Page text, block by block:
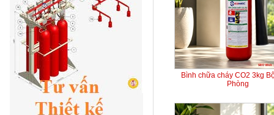
Bình chữa cháy CO2 3kg
Phòng